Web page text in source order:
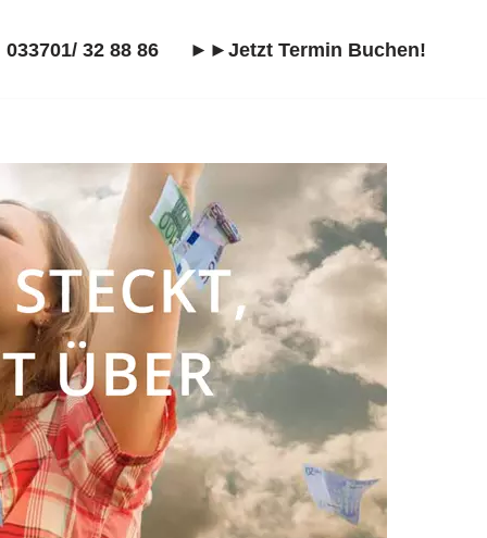
32 88 86 ►►Jetzt Termin Buchen!